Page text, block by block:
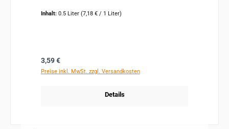
Inhalt: 0.5 Liter (7,18 € / 1 Liter)
Regulärer Preis:
3,59 €
Preise inkl. MwSt. zzgl. Versandkosten
Details